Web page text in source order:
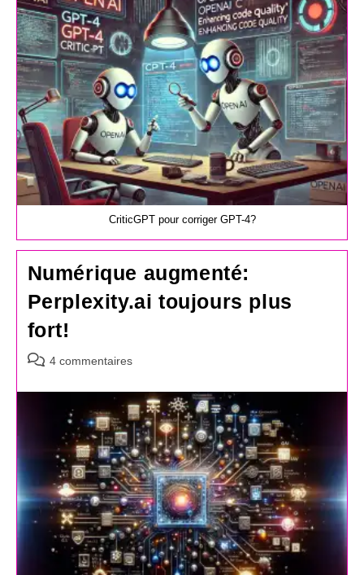
publication :
CriticGPT pour corriger GPT-4?
Numérique augmenté:
Perplexity.ai toujours plus
fort!
Commentaires
la
publication :
4 commentaires